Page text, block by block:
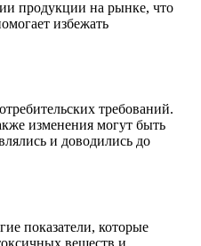
продукции на рынке, что
избежать
требований.
изменения могут быть
и доводились до
показатели, которые
веществ и